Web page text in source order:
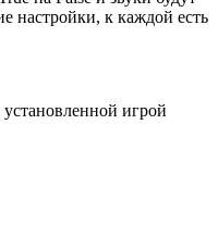
настройки, к каждой есть
игрой